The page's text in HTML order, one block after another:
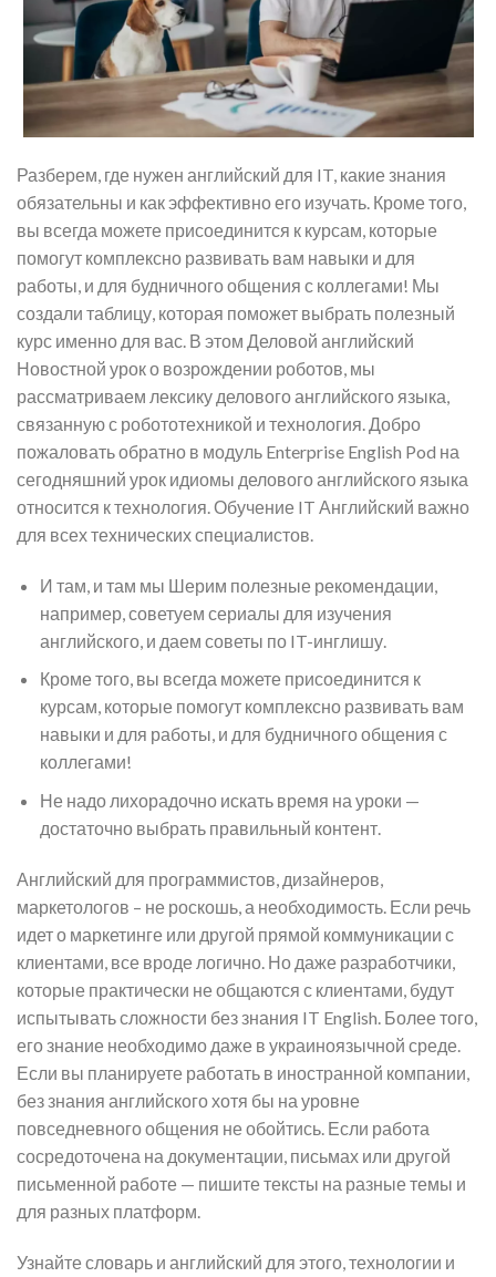
Разберем, где нужен английский для IT, какие знания
обязательны и как эффективно его изучать. Кроме того,
вы всегда можете присоединится к курсам, которые
помогут комплексно развивать вам навыки и для
работы, и для будничного общения с коллегами! Мы
создали таблицу, которая поможет выбрать полезный
курс именно для вас. В этом Деловой английский
Новостной урок о возрождении роботов, мы
рассматриваем лексику делового английского языка,
связанную с робототехникой и технология. Добро
пожаловать обратно в модуль Enterprise English Pod на
сегодняшний урок идиомы делового английского языка
относится к технология. Обучение IT Английский важно
для всех технических специалистов.
И там, и там мы Шерим полезные рекомендации,
например, советуем сериалы для изучения
английского, и даем советы по IT-инглишу.
Кроме того, вы всегда можете присоединится к
курсам, которые помогут комплексно развивать вам
навыки и для работы, и для будничного общения с
коллегами!
Не надо лихорадочно искать время на уроки —
достаточно выбрать правильный контент.
Английский для программистов, дизайнеров,
маркетологов – не роскошь, а необходимость. Если речь
идет о маркетинге или другой прямой коммуникации с
клиентами, все вроде логично. Но даже разработчики,
которые практически не общаются с клиентами, будут
испытывать сложности без знания IT English. Более того,
его знание необходимо даже в украиноязычной среде.
Если вы планируете работать в иностранной компании,
без знания английского хотя бы на уровне
повседневного общения не обойтись. Если работа
сосредоточена на документации, письмах или другой
письменной работе — пишите тексты на разные темы и
для разных платформ.
Узнайте словарь и английский для этого, технологии и